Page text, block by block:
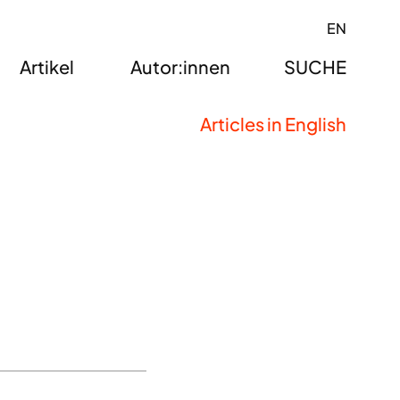
SUCHE
Artikel Autor:innen
EN
Articles in English